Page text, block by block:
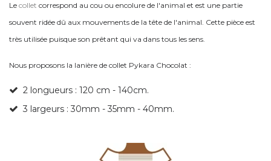
Le collet correspond au cou ou encolure de l'animal et est une partie
souvent ridée dû aux mouvements de la tête de l'animal. Cette pièce est
très utilisée puisque son prêtant qui va dans tous les sens.
Nous proposons la lanière de collet Pykara Chocolat :
2 longueurs : 120 cm - 140cm.
3 largeurs : 30mm - 35mm - 40mm.